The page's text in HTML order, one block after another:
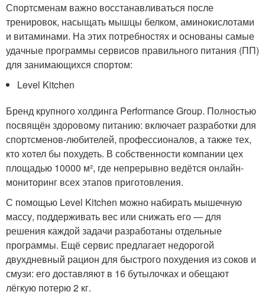
Спортсменам важно восстанавливаться после
тренировок, насыщать мышцы белком, аминокислотами
и витаминами. На этих потребностях и основаны самые
удачные программы сервисов правильного питания (ПП)
для занимающихся спортом:
Level Kitchen
Бренд крупного холдинга Performance Group. Полностью
посвящён здоровому питанию: включает разработки для
спортсменов-любителей, профессионалов, а также тех,
кто хотел бы похудеть. В собственности компании цех
площадью 10000 м², где непрерывно ведётся онлайн-
мониторинг всех этапов приготовления.
С помощью Level Kitchen можно набирать мышечную
массу, поддерживать вес или снижать его — для
решения каждой задачи разработаны отдельные
программы. Ещё сервис предлагает недорогой
двухдневный рацион для быстрого похудения из соков и
смузи: его доставляют в 16 бутылочках и обещают
лёгкую потерю 2 кг.